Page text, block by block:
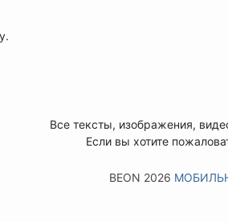
Все тексты, изображения,
Если вы хотите
BEON 2026